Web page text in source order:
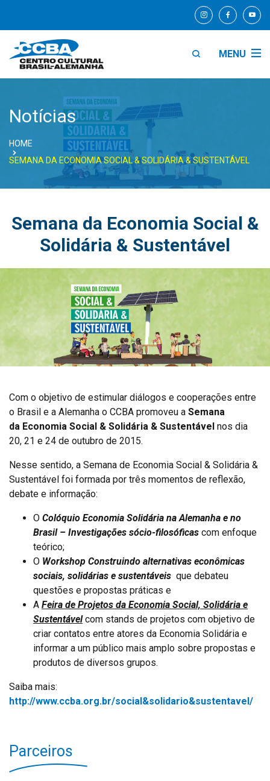
MENU
Notícias
HOME
SEMANA DA ECONOMIA SOCIAL & SOLIDÁRIA & SUSTENTÁVEL
Semana da Economia Social &
Solidária & Sustentável
Com o objetivo de estimular diálogos e cooperações entre
o Brasil e a Alemanha o CCBA promoveu a Semana
da Economia Social & Solidária & Sustentável nos dia
20, 21 e 24 de outubro de 2015.
Nesse sentido, a Semana de Economia Social & Solidária &
Sustentável foi formada por três momentos de reflexão,
debate e informação:
O Colóquio Economia Solidária na Alemanha e no
Brasil – Investigações sócio-filosóficas com enfoque
teórico;
O Workshop Construindo alternativas econômicas
sociais, solidárias e sustentáveis que debateu
questões e propostas práticas e
A Feira de Projetos da Economia Social, Solidária e
Sustentávelcom stands de projetos com objetivo de
criar contatos entre atores da Economia Solidária e
informar a um público mais amplo sobre propostas e
produtos de diversos grupos.
Saiba mais:
http://www.ccba.org.br/social&solidario&sustentavel/
Parceiros